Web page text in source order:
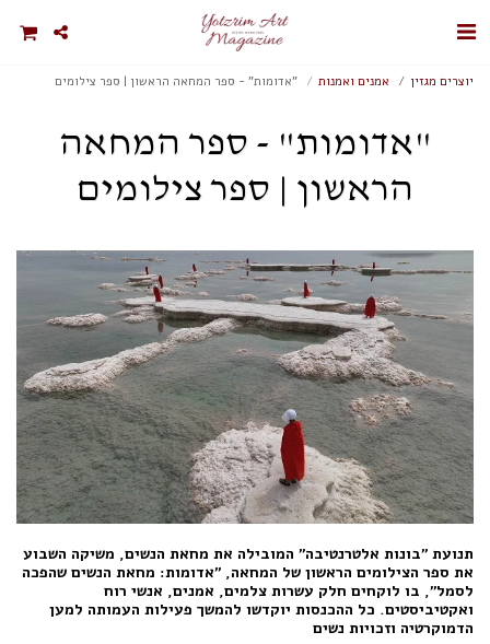
יוצרים מגזין אמנים ואמנות "אדומות" - ספר המחאה הראשון | ספר צילומים
"אדומות" - ספר המחאה
הראשון | ספר צילומים
תנועת "בונות אלטרנטיבה" המובילה את מחאת הנשים, משיקה השבוע
את ספר הצילומים הראשון של המחאה, "אדומות: מחאת הנשים שהפכה
לסמל", בו לוקחים חלק עשרות צלמים, אמנים, אנשי רוח
ואקטיביסטים. כל ההכנסות יוקדשו להמשך פעילות העמותה למען
הדמוקרטיה וזכויות נשים